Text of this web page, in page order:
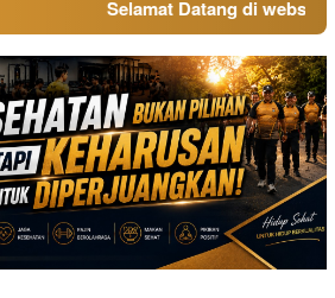
Selamat Datang di website